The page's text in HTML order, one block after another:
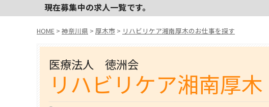
現在募集中の求人一覧です。
HOME > 神奈川県 > 厚木市 > リハビリケア湘南厚木のお仕事を探す
医療法人 徳洲会
リハビリケア湘南厚木